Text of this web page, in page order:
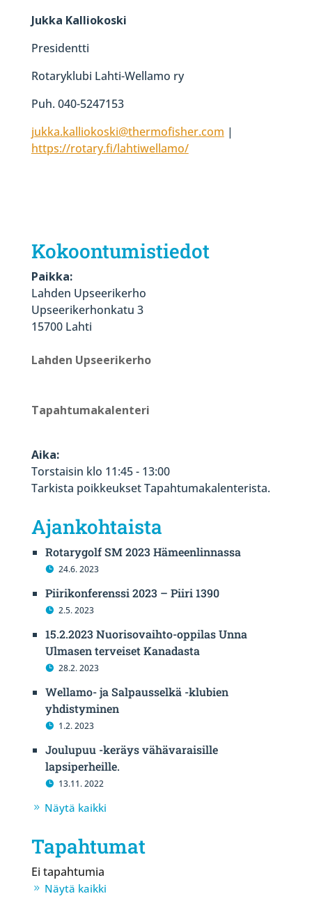
Jukka Kalliokoski
Presidentti
Rotaryklubi Lahti-Wellamo ry
Puh. 040-5247153
jukka.kalliokoski@thermofisher.com |
https://rotary.fi/lahtiwellamo/
Kokoontumistiedot
Paikka:
Lahden Upseerikerho
Upseerikerhonkatu 3
15700 Lahti
Lahden Upseerikerho
Tapahtumakalenteri
Aika:
Torstaisin klo 11:45 - 13:00
Tarkista poikkeukset Tapahtumakalenterista.
Ajankohtaista
Rotarygolf SM 2023 Hämeenlinnassa
24.6. 2023
Piirikonferenssi 2023 – Piiri 1390
2.5. 2023
15.2.2023 Nuorisovaihto-oppilas Unna
Ulmasen terveiset Kanadasta
28.2. 2023
Wellamo- ja Salpausselkä -klubien
yhdistyminen
1.2. 2023
Joulupuu -keräys vähävaraisille
lapsiperheille.
13.11. 2022
Näytä kaikki
Tapahtumat
Ei tapahtumia
Näytä kaikki